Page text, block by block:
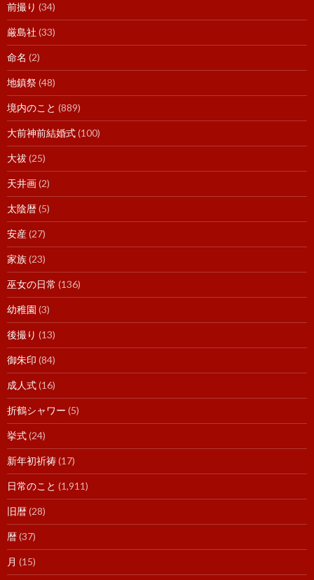
前撮り (34)
厳島社 (33)
命名 (2)
地鎮祭(48)
境内のこと (889)
大前神前結婚式(100)
大祓(25)
天井画(2)
太陰暦(5)
安産(27)
家族(23)
巫女の日常 (136)
幼稚園 (3)
後撮り (13)
御朱印 (84)
成人式(16)
折鶴シャワー (5)
挙式(24)
新年初祈祷(17)
日常のこと (1,911)
旧暦(28)
暦(37)
月 (15)